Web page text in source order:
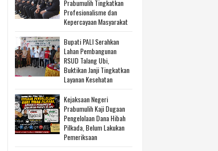
Prabumulih Tingkatkan
Profesionalisme dan
Kepercayaan Masyarakat
Bupati PALI Serahkan
Lahan Pembangunan
RSUD Talang Ubi,
Buktikan Janji Tingkatkan
Layanan Kesehatan
Kejaksaan Negeri
Prabumulih Kaji Dugaan
Pengelolaan Dana Hibah
Pilkada, Belum Lakukan
Pemeriksaan